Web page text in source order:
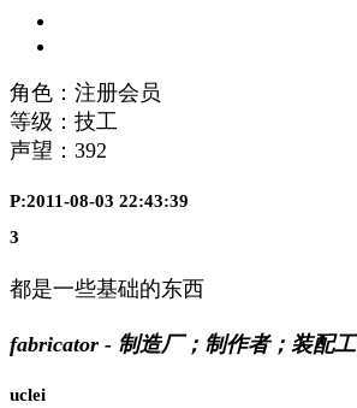
角色：注册会员
等级：技工
声望： 392
P:2011-08-03 22:43:39
3
都是一些基础的东西
fabricator - 制造厂；制作者；装配工
uclei